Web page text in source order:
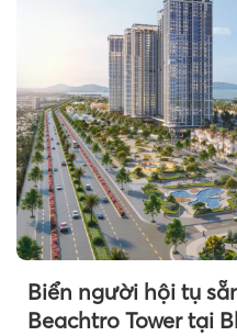
Biển người hội tụ
Beachtro Tower tại